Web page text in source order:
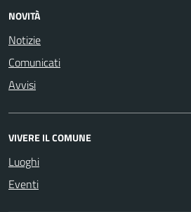
NOVITÀ
Notizie
Comunicati
Avvisi
VIVERE IL COMUNE
Luoghi
Eventi